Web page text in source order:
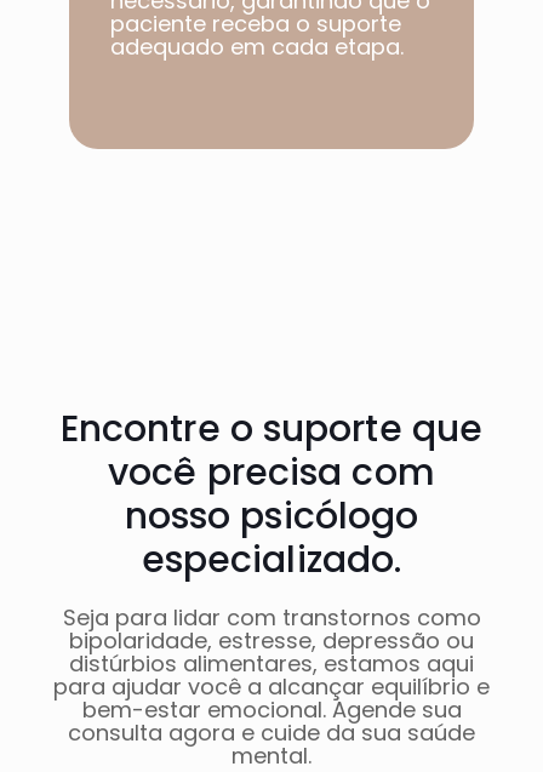
paciente receba o suporte
adequado em cada etapa.​
Encontre o suporte que
você precisa com
nosso psicólogo
especializado.
Seja para lidar com transtornos como
bipolaridade, estresse, depressão ou
distúrbios alimentares, estamos aqui
para ajudar você a alcançar equilíbrio e
bem-estar emocional. Agende sua
consulta agora e cuide da sua saúde
mental.